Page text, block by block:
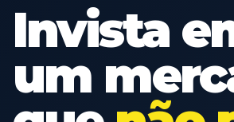
Invista
um